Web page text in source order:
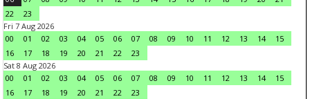
22
23
Fri 7 Aug 2026
00
01 02 03 04 05 06 07 08 09 10 11 12 13 14
15
16
17 18 19 20 21 22
23
Sat 8 Aug 2026
00
01 02 03 04 05 06 07 08 09 10 11 12 13 14
15
16
17 18 19 20 21 22
23